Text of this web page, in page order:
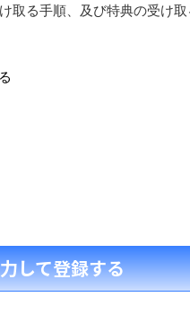
取る手順、及び特典の受け
して登録する